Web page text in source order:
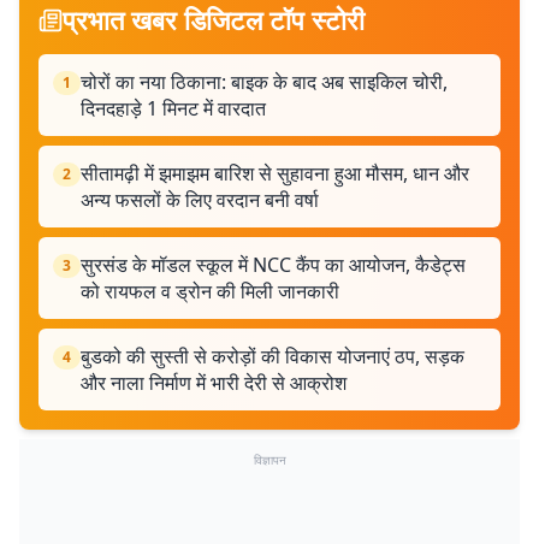
प्रभात खबर डिजिटल टॉप स्टोरी
1 चोरों का नया ठिकाना: बाइक के बाद अब साइकिल चोरी,
दिनदहाड़े 1 मिनट में वारदात
2 सीतामढ़ी में झमाझम बारिश से सुहावना हुआ मौसम, धान और
अन्य फसलों के लिए वरदान बनी वर्षा
3 सुरसंड के मॉडल स्कूल में NCC कैंप का आयोजन, कैडेट्स
को रायफल व ड्रोन की मिली जानकारी
4 बुडको की सुस्ती से करोड़ों की विकास योजनाएं ठप, सड़क
और नाला निर्माण में भारी देरी से आक्रोश
विज्ञापन